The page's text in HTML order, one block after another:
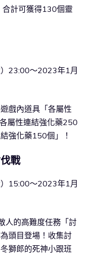
計可獲得130個靈
23:00～2023年1月
戲內道具「各屬性
屬性連結強化藥250
強化藥150個」！
戰
15:00～2023年1月
人的高難度任務「討
頭目登場！收集討
獅郎的死神小跟班